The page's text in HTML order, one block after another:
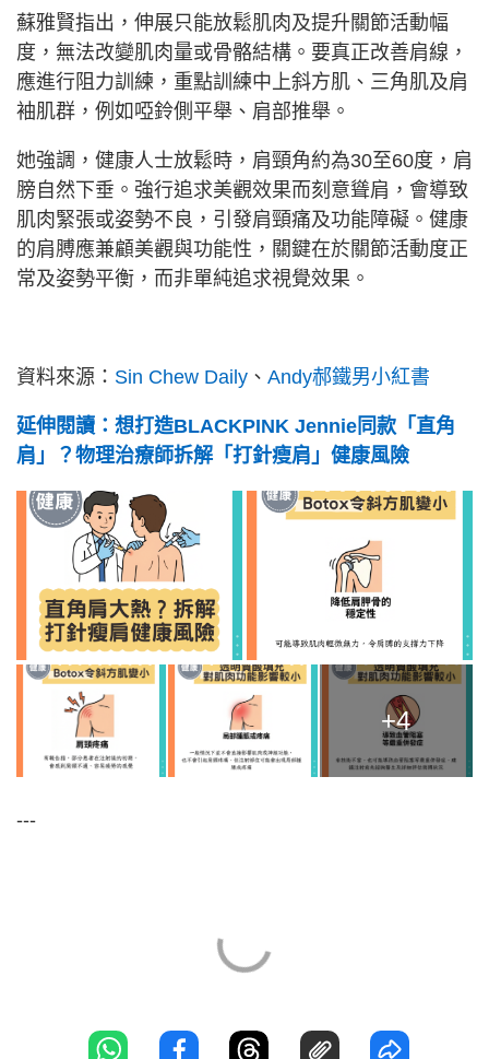
蘇雅賢指出，伸展只能放鬆肌肉及提升關節活動幅
度，無法改變肌肉量或骨骼結構。要真正改善肩線，
應進行阻力訓練，重點訓練中上斜方肌、三角肌及肩
袖肌群，例如啞鈴側平舉、肩部推舉。
她強調，健康人士放鬆時，肩頸角約為30至60度，肩
膀自然下垂。強行追求美觀效果而刻意聳肩，會導致
肌肉緊張或姿勢不良，引發肩頸痛及功能障礙。健康
的肩膊應兼顧美觀與功能性，關鍵在於關節活動度正
常及姿勢平衡，而非單純追求視覺效果。
資料來源： Sin Chew Daily 、 Andy郝鐵男小紅書
延伸閱讀：想打造BLACKPINK Jennie同款「直角
肩」？物理治療師拆解「打針瘦肩」健康風險
+4
---